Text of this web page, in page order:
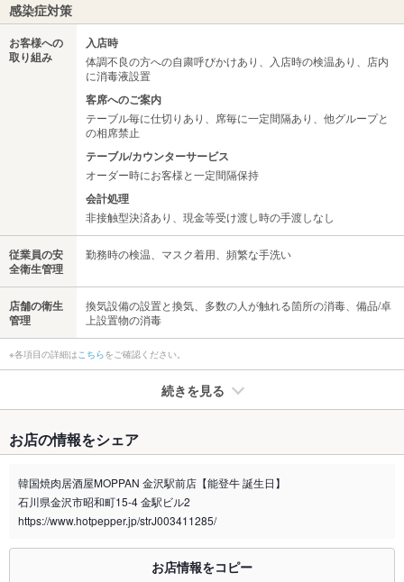
感染症対策
お客様への
取り組み
入店時
体調不良の方への自粛呼びかけあり、入店時の検温あり、店内
に消毒液設置
客席へのご案内
テーブル毎に仕切りあり、席毎に一定間隔あり、他グループと
の相席禁止
テーブル/カウンターサービス
オーダー時にお客様と一定間隔保持
会計処理
非接触型決済あり、現金等受け渡し時の手渡しなし
従業員の安
全衛生管理
勤務時の検温、マスク着用、頻繁な手洗い
店舗の衛生
管理
換気設備の設置と換気、多数の人が触れる箇所の消毒、備品/卓
上設置物の消毒
※各項目の詳細はこちらをご確認ください。
続きを見る
禁煙・喫煙
全席喫煙可
紙たばこは外に灰皿があるのでご利用下さい。
喫煙専用室 なし
お店の情報をシェア
韓国焼肉居酒屋MOPPAN 金沢駅前店【能登牛 誕生日】
石川県金沢市昭和町15-4 金駅ビル2
https://www.hotpepper.jp/strJ003411285/
お店情報をコピー